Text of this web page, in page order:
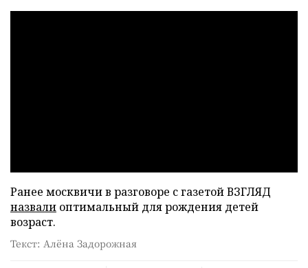
Ранее москвичи в разговоре с газетой ВЗГЛЯД
назвали оптимальный для рождения детей
возраст.
Текст: Алёна Задорожная